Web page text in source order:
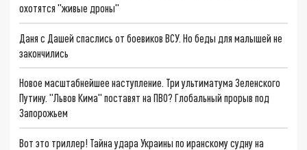
охотятся "живые дроны"
Даня с Дашей спаслись от боевиков ВСУ. Но беды для малышей не
закончились
Новое масштабнейшее наступление. Три ультиматума Зеленского
Путину. "Львов Кима" поставят на ПВО? Глобальный прорыв под
Запорожьем
Вот это триллер! Тайна удара Украины по иранскому судну на